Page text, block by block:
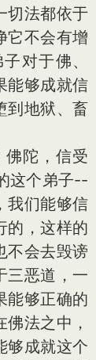
切法都依于
它不会有增
对于佛、
能够成就信
到地狱、畜
陀，信受
这个弟子--
我们能够信
的，这样的
不会去毁谤
三恶道，一
能够正确的
法之中，
够成就这个